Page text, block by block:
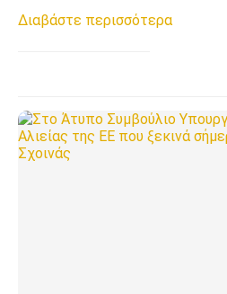
Διαβάστε περισσότερα